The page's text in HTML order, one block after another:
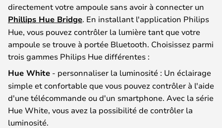
directement votre ampoule sans avoir à connecter un
Phillips Hue Bridge. En installant l'application Philips
Hue, vous pouvez contrôler la lumière tant que votre
ampoule se trouve à portée Bluetooth. Choisissez parmi
trois gammes Philips Hue différentes :
Hue White - personnaliser la luminosité : Un éclairage
simple et confortable que vous pouvez contrôler à l'aide
d'une télécommande ou d'un smartphone. Avec la série
Hue White, vous avez la possibilité de contrôler la
luminosité.